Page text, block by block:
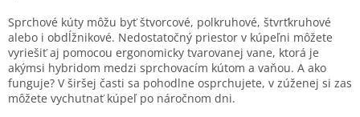
Sprchové kúty môžu byť štvorcové, polkruhové, štvrťkruhové
alebo i obdĺžnikové. Nedostatočný priestor v kúpeľni môžete
vyriešiť aj pomocou ergonomicky tvarovanej vane, ktorá je
akýmsi hybridom medzi sprchovacím kútom a vaňou. A ako
funguje? V širšej časti sa pohodlne osprchujete, v zúženej si zas
môžete vychutnať kúpeľ po náročnom dni.